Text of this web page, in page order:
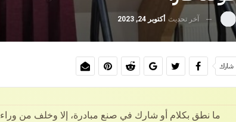
آخر تحديث أكتوبر 24, 2023
شارك
ما نطق بكلام أو شارك في صنع مبادرة، إلا وخلف من
سبتة ليست الحلم… بل إدانة لواقع صنعناه